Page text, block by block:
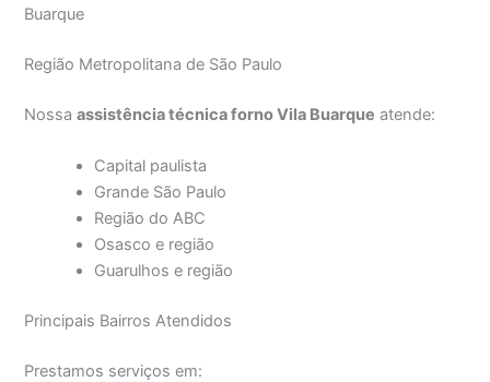
Buarque
Região Metropolitana de São Paulo
Nossaassistência técnica forno Vila Buarque atende:
Capital paulista
Grande São Paulo
Região do ABC
Osasco e região
Guarulhos e região
Principais Bairros Atendidos
Prestamos serviços em: